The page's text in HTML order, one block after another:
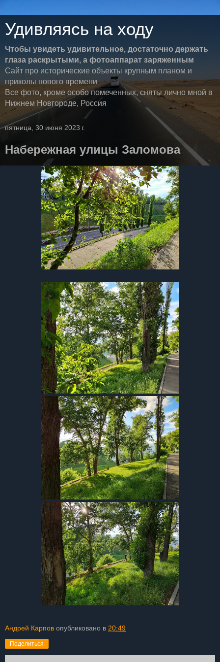
Удивляясь на ходу
Чтобы увидеть удивительное, достаточно держать
глаза раскрытыми, а фотоаппарат заряженным
Сайт про исторические объекты крупным планом и
приколы нового времени
Все фото, кроме особо помеченных, сняты лично мной в
Нижнем Новгороде, Россия
пятница, 30 июня 2023 г.
Набережная улицы Заломова
Андрей Карпов опубликовано в 20:49
Поделиться